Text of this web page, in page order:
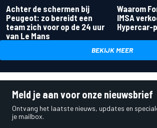
Achter de schermen bij
Peugeot: zo bereidt een
team zich voor op de 24 uur
van Le Mans
Waarom
IMSA
Hypercar-
BEKIJK MEER
Meld je aan voor onze nieuwsbrief
Ontvang het laatste nieuws, updates en
je mailbox.